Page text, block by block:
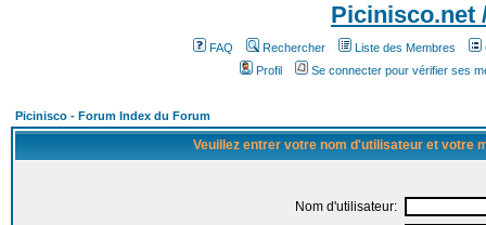
Picinisco.net
FAQ Rechercher Liste des Membres
Profil
Se connecter pour vérifier ses
Picinisco - Forum Index du Forum
Veuillez entrer votre nom d'utilisateur et votre
Nom d'utilisateur: